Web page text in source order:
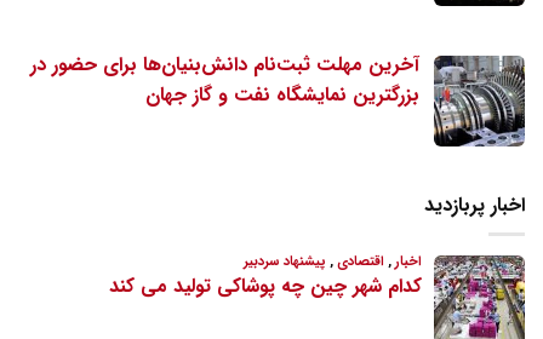
آخرین مهلت ثبت‌نام دانش‌بنیان‌ها برای حضور در
بزرگترین نمایشگاه نفت و گاز جهان
اخبار پربازدید